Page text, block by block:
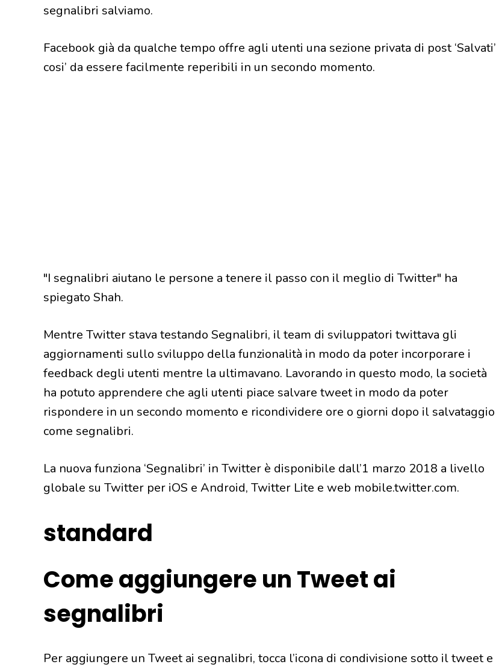
segnalibri salviamo.
Facebook già da qualche tempo offre agli utenti una sezione privata di post ‘Salvati’
cosi’ da essere facilmente reperibili in un secondo momento.
"I segnalibri aiutano le persone a tenere il passo con il meglio di Twitter" ha
spiegato Shah.
Mentre Twitter stava testando Segnalibri, il team di sviluppatori twittava gli
aggiornamenti sullo sviluppo della funzionalità in modo da poter incorporare i
feedback degli utenti mentre la ultimavano. Lavorando in questo modo, la società
ha potuto apprendere che agli utenti piace salvare tweet in modo da poter
rispondere in un secondo momento e ricondividere ore o giorni dopo il salvataggio
come segnalibri.
La nuova funziona ‘Segnalibri’ in Twitter è disponibile dall’1 marzo 2018 a livello
globale su Twitter per iOS e Android, Twitter Lite e web mobile.twitter.com.
standard
Come aggiungere un Tweet ai
segnalibri
Per aggiungere un Tweet ai segnalibri, tocca l’icona di condivisione sotto il tweet e